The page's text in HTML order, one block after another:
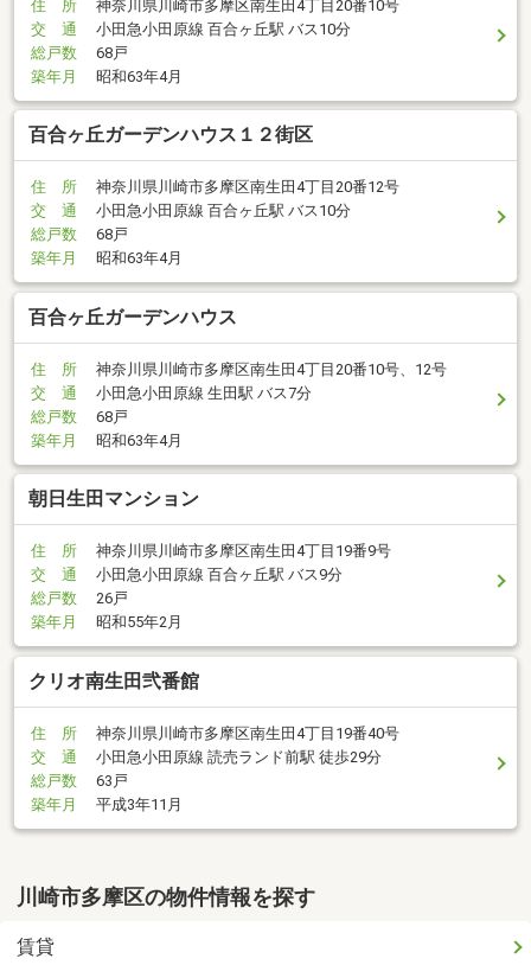
住 所
神奈川県川崎市多摩区南生田4丁目20番10号
交 通
小田急小田原線 百合ヶ丘駅 バス10分
総戸数
68戸
築年月
昭和63年4月
百合ヶ丘ガーデンハウス１２街区
住 所
神奈川県川崎市多摩区南生田4丁目20番12号
交 通
小田急小田原線 百合ヶ丘駅 バス10分
総戸数
68戸
築年月
昭和63年4月
百合ヶ丘ガーデンハウス
住 所
神奈川県川崎市多摩区南生田4丁目20番10号、12号
交 通
小田急小田原線 生田駅 バス7分
総戸数
68戸
築年月
昭和63年4月
朝日生田マンション
住 所
神奈川県川崎市多摩区南生田4丁目19番9号
交 通
小田急小田原線 百合ヶ丘駅 バス9分
総戸数
26戸
築年月
昭和55年2月
クリオ南生田弐番館
住 所
神奈川県川崎市多摩区南生田4丁目19番40号
交 通
小田急小田原線 読売ランド前駅 徒歩29分
総戸数
63戸
築年月
平成3年11月
川崎市多摩区の物件情報を探す
賃貸